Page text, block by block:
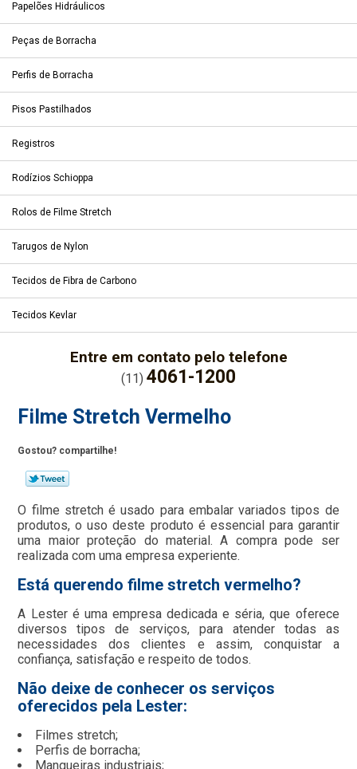
Papelões Hidráulicos
Peças de Borracha
Perfis de Borracha
Pisos Pastilhados
Registros
Rodízios Schioppa
Rolos de Filme Stretch
Tarugos de Nylon
Tecidos de Fibra de Carbono
Tecidos Kevlar
Entre em contato pelo telefone
(11) 4061-1200
Filme Stretch Vermelho
Gostou? compartilhe!
O filme stretch é usado para embalar variados tipos de
produtos, o uso deste produto é essencial para garantir
uma maior proteção do material. A compra pode ser
realizada com uma empresa experiente.
Está querendo filme stretch vermelho?
A Lester é uma empresa dedicada e séria, que oferece
diversos tipos de serviços, para atender todas as
necessidades dos clientes e assim, conquistar a
confiança, satisfação e respeito de todos.
Não deixe de conhecer os serviços
oferecidos pela Lester:
Filmes stretch;
Perfis de borracha;
Mangueiras industriais;